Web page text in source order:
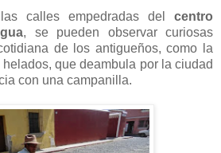
calles empedradas del centro
, se pueden observar curiosas
de los antigueños, como la
que deambula por la ciudad
con una campanilla.